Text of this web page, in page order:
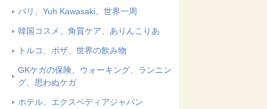
パリ、Yuh Kawasaki、世界一周
韓国コスメ、角質ケア、ありんこりあ
トルコ、ボザ、世界の飲み物
GKケガの保険、ウォーキング、ランニン
グ、思わぬケガ
ホテル、エクスペディアジャパン